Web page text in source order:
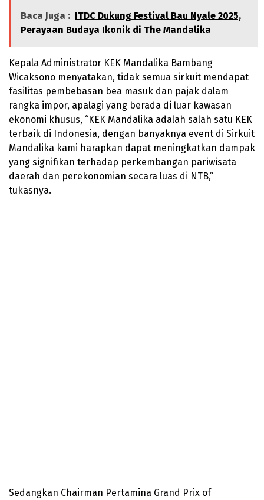
Baca Juga : ITDC Dukung Festival Bau Nyale 2025,
Perayaan Budaya Ikonik di The Mandalika
Kepala Administrator KEK Mandalika Bambang
Wicaksono menyatakan, tidak semua sirkuit mendapat
fasilitas pembebasan bea masuk dan pajak dalam
rangka impor, apalagi yang berada di luar kawasan
ekonomi khusus, “KEK Mandalika adalah salah satu KEK
terbaik di Indonesia, dengan banyaknya event di Sirkuit
Mandalika kami harapkan dapat meningkatkan dampak
yang signifikan terhadap perkembangan pariwisata
daerah dan perekonomian secara luas di NTB,”
tukasnya.
Sedangkan Chairman Pertamina Grand Prix of